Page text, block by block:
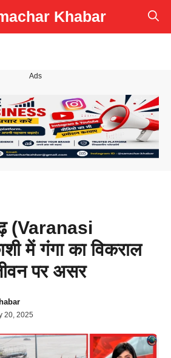
Khabar
Ads
(Varanasi
में गंगा का विकराल
पर असर
20, 2025